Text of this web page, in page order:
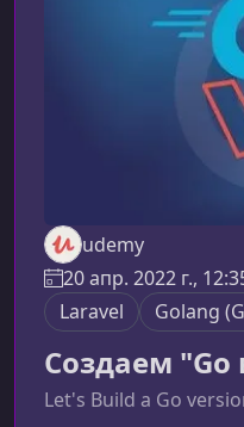
udemy
20 апр. 2022 г.,
Laravel
Golang
Создаем
Let's Build a Go